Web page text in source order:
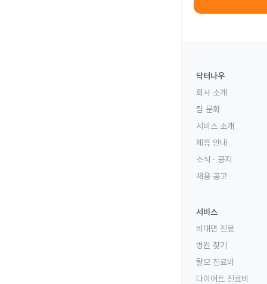
닥터나우
회사 소개
팀 문화
서비스 소개
제휴 안내
소식 · 공지
채용 공고
서비스
비대면 진료
병원 찾기
탈모 진료비
다이어트 진료비